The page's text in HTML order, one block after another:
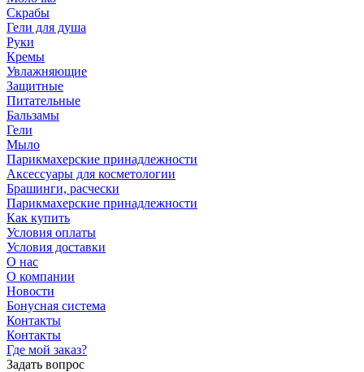
Скрабы
Гели для душа
Руки
Кремы
Увлажняющие
Защитные
Питательные
Бальзамы
Гели
Мыло
Парикмахерские принадлежности
Аксессуары для косметологии
Брашинги, расчески
Парикмахерские принадлежности
Как купить
Условия оплаты
Условия доставки
О нас
О компании
Новости
Бонусная система
Контакты
Контакты
Где мой заказ?
Задать вопрос